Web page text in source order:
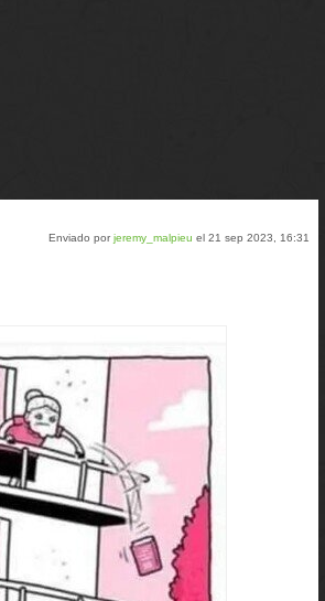
Enviado porjeremy_malpieu el 21 sep 2023, 16:31